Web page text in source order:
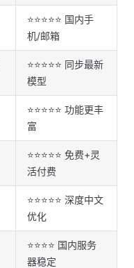
⭐⭐⭐⭐⭐ 国内手
机/邮箱
⭐⭐⭐⭐⭐ 同步最新
模型
⭐⭐⭐⭐⭐ 功能更丰
富
⭐⭐⭐⭐⭐ 免费+灵
活付费
⭐⭐⭐⭐⭐ 深度中文
优化
⭐⭐⭐⭐ 国内服务
器稳定